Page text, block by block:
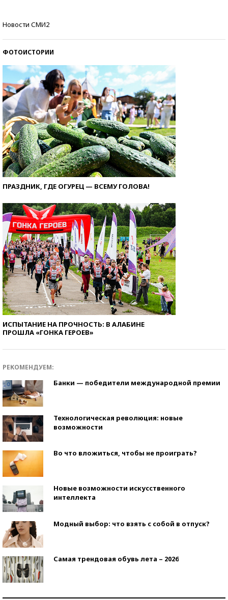
Новости СМИ2
ФОТОИСТОРИИ
ПРАЗДНИК, ГДЕ ОГУРЕЦ — ВСЕМУ ГОЛОВА!
ИСПЫТАНИЕ НА ПРОЧНОСТЬ: В АЛАБИНЕ
ПРОШЛА «ГОНКА ГЕРОЕВ»
РЕКОМЕНДУЕМ:
Банки — победители международной премии
Технологическая революция: новые
возможности
Во что вложиться, чтобы не проиграть?
Новые возможности искусственного
интеллекта
Модный выбор: что взять с собой в отпуск?
Самая трендовая обувь лета – 2026